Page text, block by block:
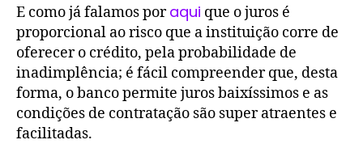
E como já falamos poraqui que o juros é
proporcional ao risco que a instituição corre de
oferecer o crédito, pela probabilidade de
inadimplência; é fácil compreender que, desta
forma, o banco permite juros baixíssimos e as
condições de contratação são super atraentes e
facilitadas.